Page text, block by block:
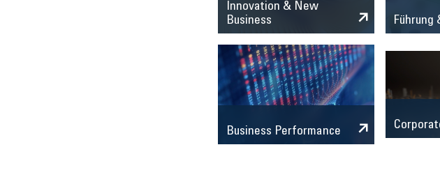
Innovation & New
Business
Führung
Business Performance